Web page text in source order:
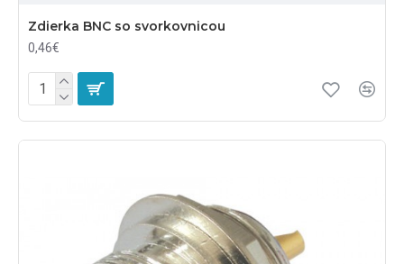
Zdierka BNC so svorkovnicou
0,46€